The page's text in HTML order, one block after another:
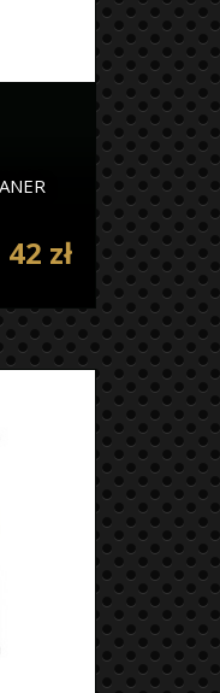
42 zł